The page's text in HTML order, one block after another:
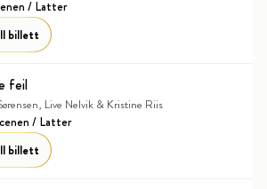
/ Latter
billett
feil
Live Nelvik & Kristine Riis
/ Latter
billett